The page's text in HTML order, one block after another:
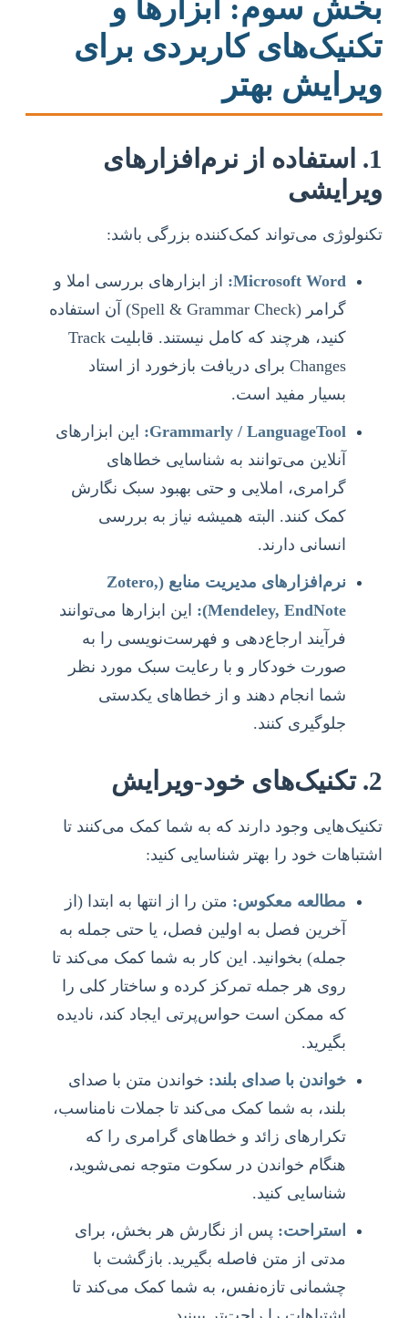
بخش سوم: ابزارها و
تکنیک‌های کاربردی برای
ویرایش بهتر
1. استفاده از نرم‌افزارهای
ویرایشی
تکنولوژی می‌تواند کمک‌کننده بزرگی باشد:
Microsoft Word:
از ابزارهای بررسی املا و
گرامر (Spell & Grammar Check) آن استفاده
کنید، هرچند که کامل نیستند. قابلیت Track
Changes برای دریافت بازخورد از استاد
بسیار مفید است.
Grammarly / LanguageTool:
این ابزارهای
آنلاین می‌توانند به شناسایی خطاهای
گرامری، املایی و حتی بهبود سبک نگارش
کمک کنند. البته همیشه نیاز به بررسی
انسانی دارند.
نرم‌افزارهای مدیریت منابع (Zotero,
Mendeley, EndNote):
این ابزارها می‌توانند
فرآیند ارجاع‌دهی و فهرست‌نویسی را به
صورت خودکار و با رعایت سبک مورد نظر
شما انجام دهند و از خطاهای یکدستی
جلوگیری کنند.
2. تکنیک‌های خود-ویرایش
تکنیک‌هایی وجود دارند که به شما کمک می‌کنند تا
اشتباهات خود را بهتر شناسایی کنید:
مطالعه معکوس: متن را از انتها به ابتدا (از
آخرین فصل به اولین فصل، یا حتی جمله به
جمله) بخوانید. این کار به شما کمک می‌کند تا
روی هر جمله تمرکز کرده و ساختار کلی را
که ممکن است حواس‌پرتی ایجاد کند، نادیده
بگیرید.
خواندن با صدای بلند: خواندن متن با صدای
بلند، به شما کمک می‌کند تا جملات نامناسب،
تکرارهای زائد و خطاهای گرامری را که
هنگام خواندن در سکوت متوجه نمی‌شوید،
شناسایی کنید.
استراحت: پس از نگارش هر بخش، برای
مدتی از متن فاصله بگیرید. بازگشت با
چشمانی تازه‌نفس، به شما کمک می‌کند تا